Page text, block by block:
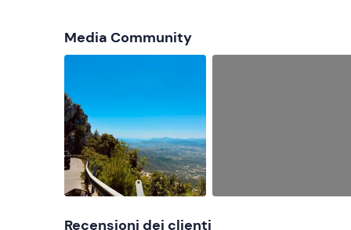
Media Community
Recensioni dei clienti